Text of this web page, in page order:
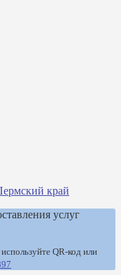
край
услуг
QR-код или